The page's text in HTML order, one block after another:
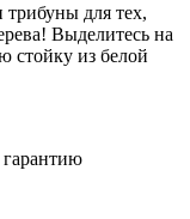
для тех,
Выделитесь на
стойку из белой